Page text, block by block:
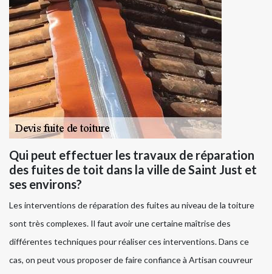
Qui peut effectuer les travaux de réparation
des fuites de toit dans la ville de Saint Just et
ses environs?
Les interventions de réparation des fuites au niveau de la toiture
sont très complexes. Il faut avoir une certaine maîtrise des
différentes techniques pour réaliser ces interventions. Dans ce
cas, on peut vous proposer de faire confiance à Artisan couvreur